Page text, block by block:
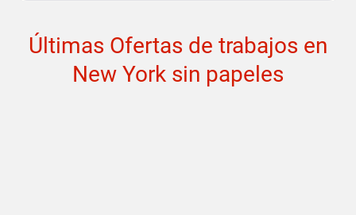
Últimas Ofertas de trabajos en
New York sin papeles